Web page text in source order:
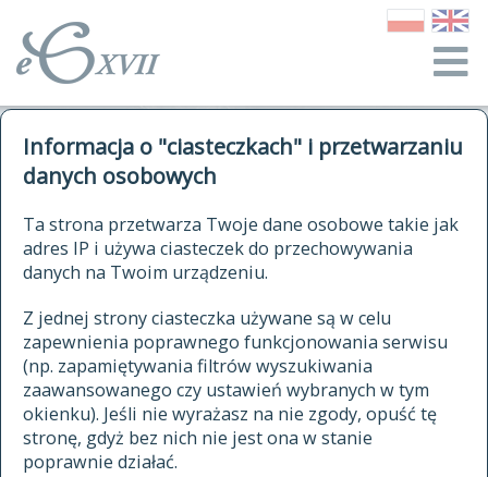
Informacja o "ciasteczkach" i przetwarzaniu
danych osobowych
Ta strona przetwarza Twoje dane osobowe takie jak
adres IP i używa ciasteczek do przechowywania
danych na Twoim urządzeniu.
Z jednej strony ciasteczka używane są w celu
zapewnienia poprawnego funkcjonowania serwisu
(np. zapamiętywania filtrów wyszukiwania
zaawansowanego czy ustawień wybranych w tym
okienku). Jeśli nie wyrażasz na nie zgody, opuść tę
stronę, gdyż bez nich nie jest ona w stanie
poprawnie działać.
autorzy Słownika
historia
publikacje
źródła
autorzy tekstów źródłowych
zasady opracowania
statystyki
najnowsze hasła
ostatnio zmodyfikowane hasła
kwerendy
jak cytować Słownik
ELEKTRONICZNY SŁOWNIK
JĘZYKA POLSKIEGO
XVII I XVIII WIEKU
znajdź hasła
zaczynające się od